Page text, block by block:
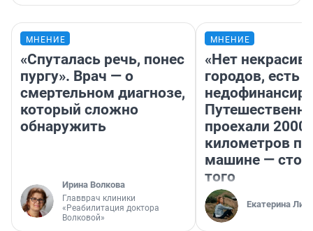
МНЕНИЕ
«Спуталась речь, понес
пургу». Врач — о
смертельном диагнозе,
который сложно
обнаружить
Ирина Волкова
Главврач клиники
«Реабилитация доктора
Волковой»
МНЕНИЕ
«Нет
городов, есть
проехали 2000
километров по
машине —
того
Екатерина